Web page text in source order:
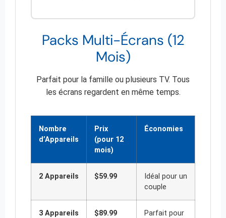
Packs Multi-Écrans (12
Mois)
Parfait pour la famille ou plusieurs TV. Tous
les écrans regardent en même temps.
Nombre
d’Appareils
Prix
(pour 12
mois)
Économies
2 Appareils $59.99
Idéal pour un
couple
3 Appareils $89.99 Parfait pour